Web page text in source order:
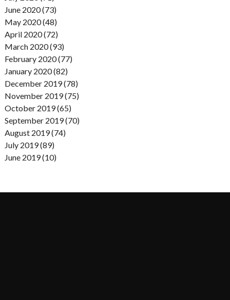
June 2020 (73)
May 2020 (48)
April 2020 (72)
March 2020 (93)
February 2020 (77)
January 2020 (82)
December 2019 (78)
November 2019 (75)
October 2019 (65)
September 2019 (70)
August 2019 (74)
July 2019 (89)
June 2019 (10)